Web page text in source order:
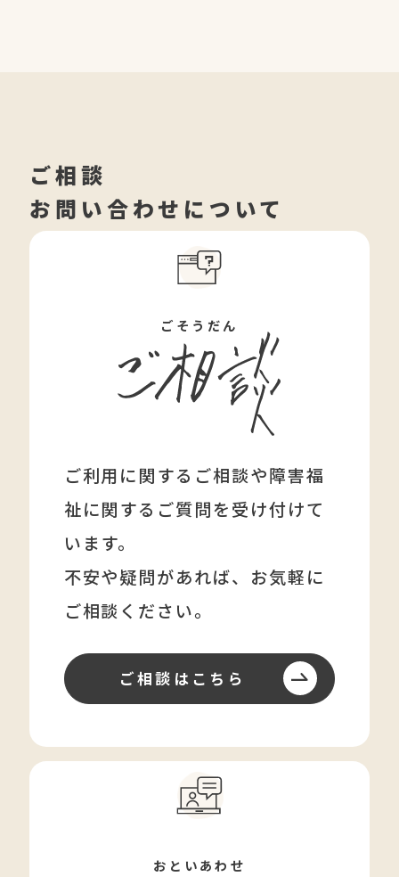
ご相談
お問い合わせについて
ごそうだん
ご利用に関するご相談や障害福
祉に関する ご質問を受け付けて
います。
不安や疑問があれば、 お気軽に
ご相談ください。
ご相談はこちら
おといあわせ